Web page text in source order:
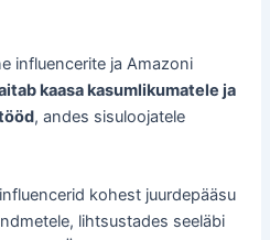
influencerite ja Amazoni
kaasa kasumlikumatele ja
, andes sisuloojatele
kohest juurdepääsu
lihtsustades seeläbi